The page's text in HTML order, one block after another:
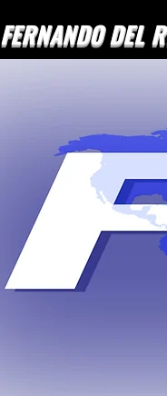
FERNANDODEL